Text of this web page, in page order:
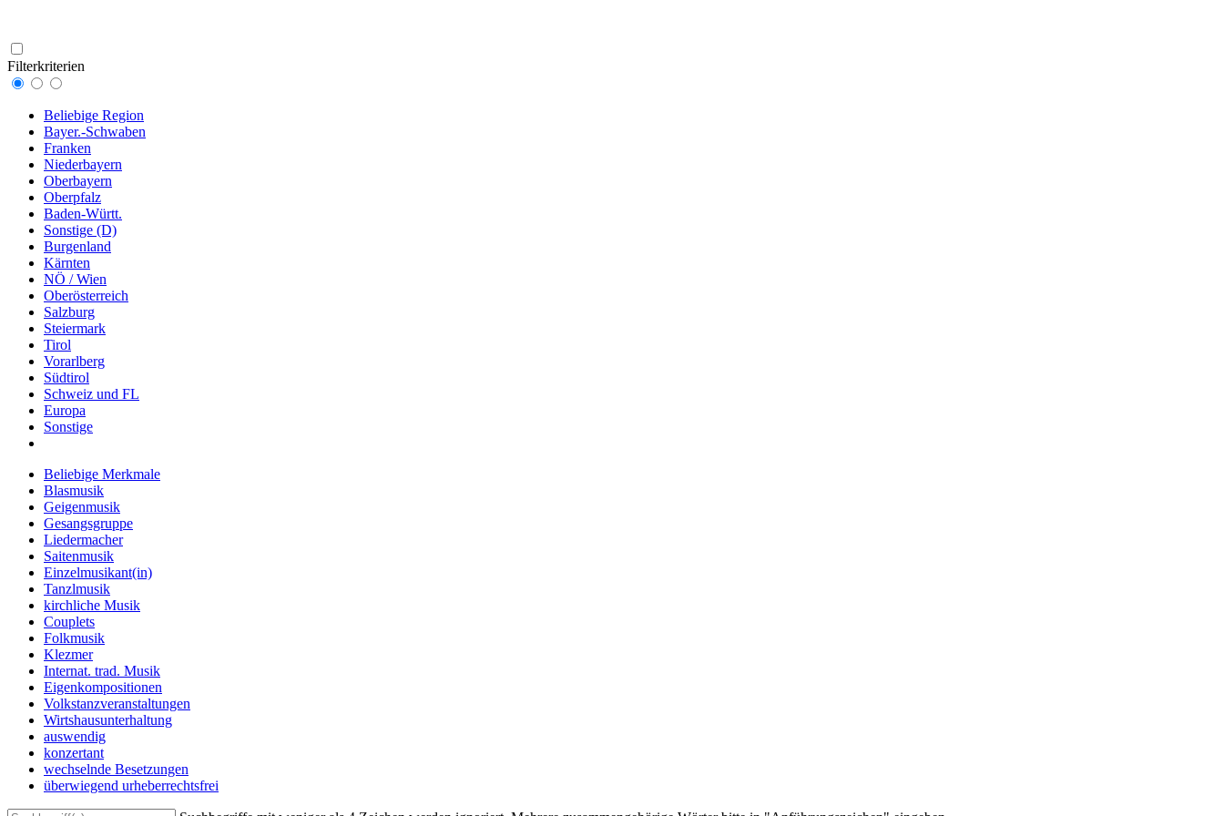
Filterkriterien
Beliebige Region
Bayer.-Schwaben
Franken
Niederbayern
Oberbayern
Oberpfalz
Baden-Württ.
Sonstige (D)
Burgenland
Kärnten
NÖ / Wien
Oberösterreich
Salzburg
Steiermark
Tirol
Vorarlberg
Südtirol
Schweiz und FL
Europa
Sonstige
Beliebige Merkmale
Blasmusik
Geigenmusik
Gesangsgruppe
Liedermacher
Saitenmusik
Einzelmusikant(in)
Tanzlmusik
kirchliche Musik
Couplets
Folkmusik
Klezmer
Internat. trad. Musik
Eigenkompositionen
Volkstanzveranstaltungen
Wirtshausunterhaltung
auswendig
konzertant
wechselnde Besetzungen
überwiegend urheberrechtsfrei